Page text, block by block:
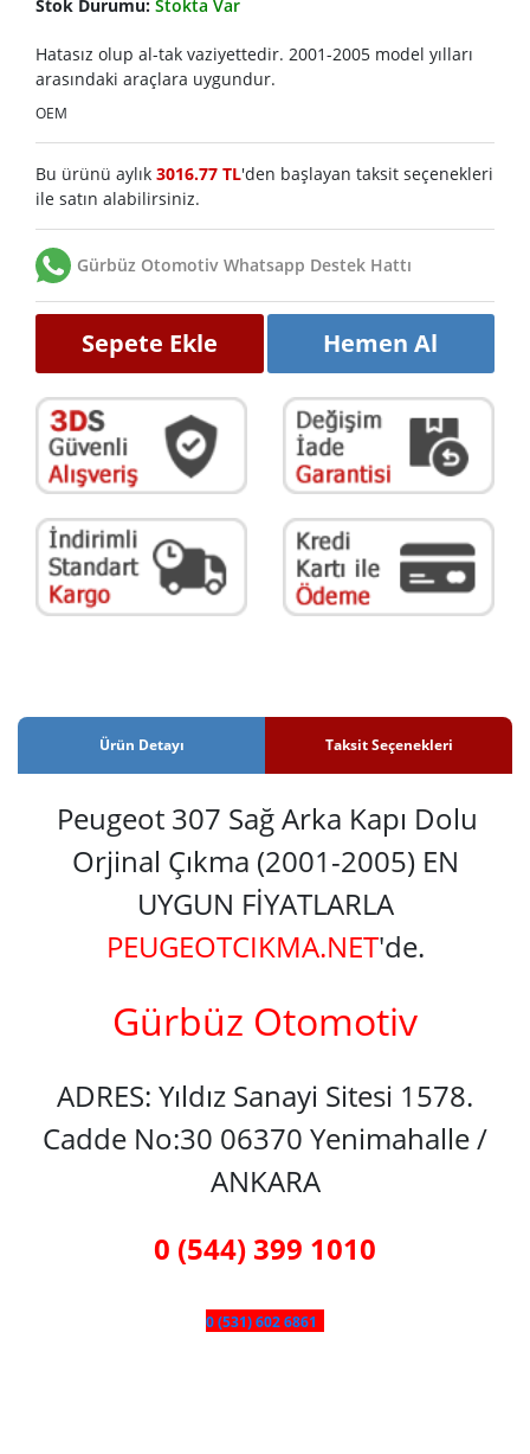
Stok Durumu: Stokta Var
Hatasız olup al-tak vaziyettedir. 2001-2005 model yılları
arasındaki araçlara uygundur.
OEM
Bu ürünü aylık 3016.77 TL'den başlayan taksit seçenekleri
ile satın alabilirsiniz.
Gürbüz Otomotiv Whatsapp Destek Hattı
Sepete Ekle Hemen Al
Ürün Detayı Taksit Seçenekleri
Peugeot 307 Sağ Arka Kapı Dolu
Orjinal Çıkma (2001-2005) EN
UYGUN FİYATLARLA
PEUGEOTCIKMA.NET'de.
Gürbüz Otomotiv
ADRES: Yıldız Sanayi Sitesi 1578.
Cadde No:30 06370 Yenimahalle /
ANKARA
0 (544) 399 1010
0 (531) 602 6861